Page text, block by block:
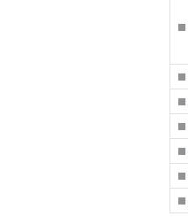
■
■
■
■
■
■
■